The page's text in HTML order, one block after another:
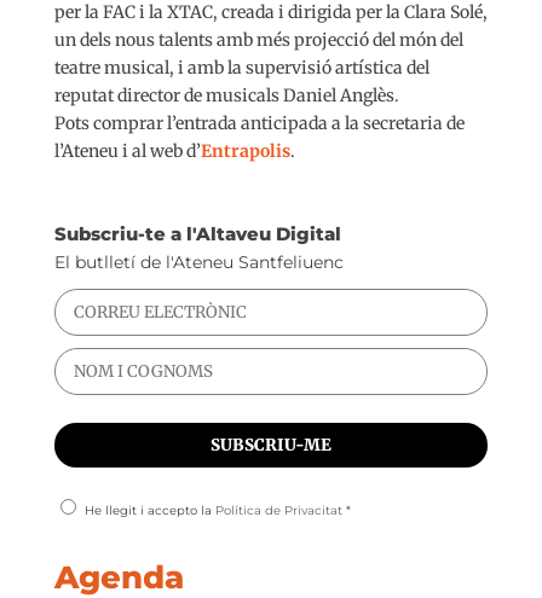
per la FAC i la XTAC, creada i dirigida per la Clara Solé,
un dels nous talents amb més projecció del món del
teatre musical, i amb la supervisió artística del
reputat director de musicals Daniel Anglès.
Pots comprar l’entrada anticipada a la secretaria de
l’Ateneu i al web d’Entrapolis.
Subscriu-te a l'Altaveu Digital
El butlletí de l'Ateneu Santfeliuenc
He llegit i accepto la Política de Privacitat*
Agenda